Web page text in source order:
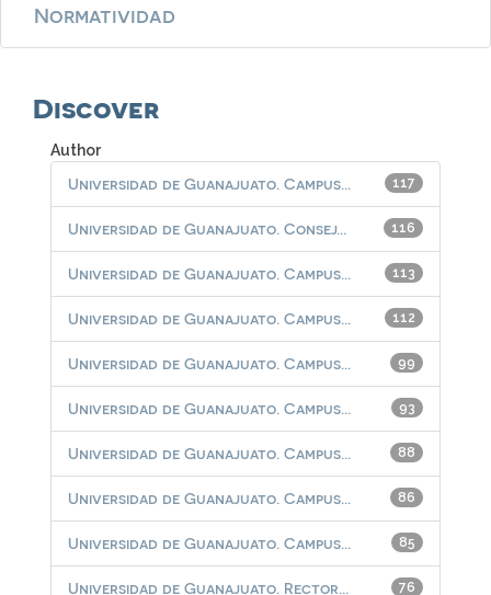
Normatividad
Discover
Author
117
Universidad de Guanajuato. Campus...
116
Universidad de Guanajuato. Consej...
113
Universidad de Guanajuato. Campus...
112
Universidad de Guanajuato. Campus...
99
Universidad de Guanajuato. Campus...
93
Universidad de Guanajuato. Campus...
88
Universidad de Guanajuato. Campus...
86
Universidad de Guanajuato. Campus...
85
Universidad de Guanajuato. Campus...
76
Universidad de Guanajuato. Rector...